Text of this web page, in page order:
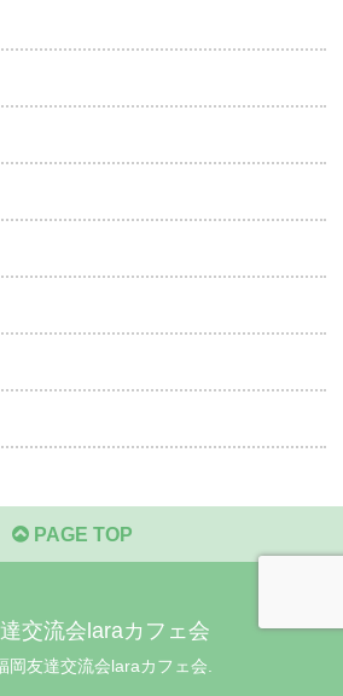
PAGE TOP
交流会laraカフェ会
岡友達交流会laraカフェ会.